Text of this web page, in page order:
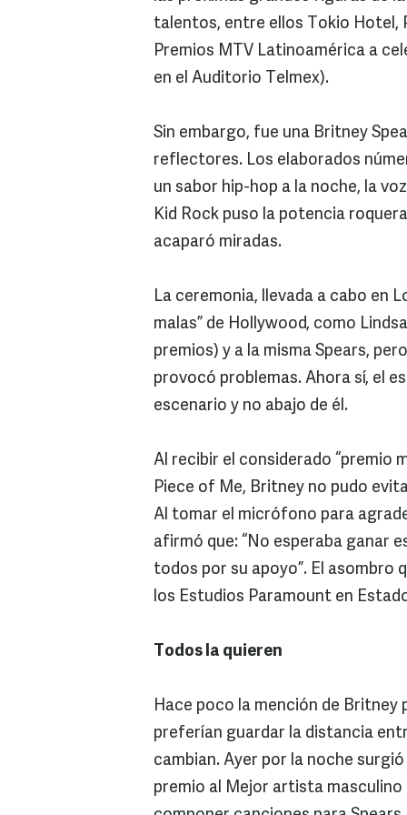
talentos, entre ellos Tokio Hotel,
Premios MTV Latinoamérica a
en el Auditorio Telmex).
Sin embargo, fue una Britney
reflectores. Los elaborados
un sabor hip-hop a la noche, la
Kid Rock puso la potencia
acaparó miradas.
La ceremonia, llevada a cabo en
malas” de Hollywood, como
premios) y a la misma Spears,
provocó problemas. Ahora sí, el
escenario y no abajo de él.
Al recibir el considerado “premio
Piece of Me, Britney no pudo
Al tomar el micrófono para
afirmó que: “No esperaba ganar
todos por su apoyo”. El
los Estudios Paramount en
Todos la quieren
Hace poco la mención de
preferían guardar la distancia
cambian. Ayer por la noche
premio al Mejor artista